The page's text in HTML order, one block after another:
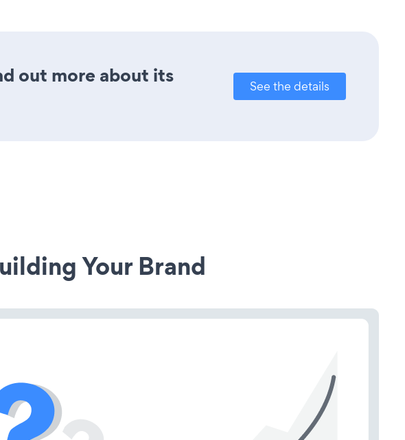
out more about its
See the details
Your Brand